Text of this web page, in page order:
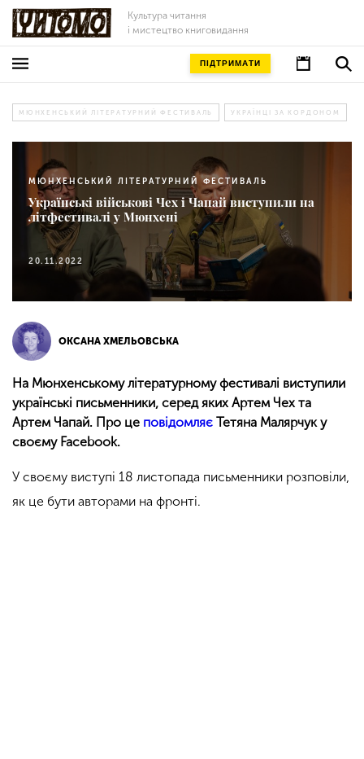
Культура читання
і мистецтво книговидання
ПІДТРИМАТИ
МЮНХЕНСЬКИЙ ЛІТЕРАТУРНИЙ ФЕСТИВАЛЬ УКРАЇНЦІ ЗА КОРДОНОМ
МЮНХЕНСЬКИЙ ЛІТЕРАТУРНИЙ ФЕСТИВАЛЬ
Українські військові Чех і Чапай виступили на
літфестивалі у Мюнхені
20.11.2022
ОКСАНА ХМЕЛЬОВСЬКА
На Мюнхенському літературному фестивалі виступили
українські письменники, серед яких Артем Чех та
Артем Чапай. Про це повідомляє Тетяна Малярчук у
своєму Facebook.
У своєму виступі 18 листопада письменники розповіли,
як це бути авторами на фронті.